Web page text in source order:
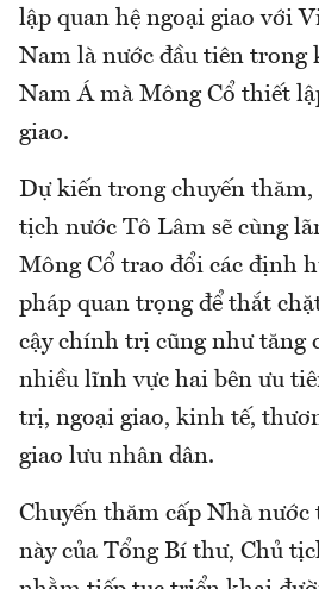
lập quan hệ ngoại giao với
Nam là nước đầu tiên trong
Nam Á mà Mông Cổ thiết
giao.
Dự kiến trong chuyến
tịch nước Tô Lâm sẽ cùng
Mông Cổ trao đổi các định
pháp quan trọng để thắt
cậy chính trị cũng như tăng
nhiều lĩnh vực hai bên ưu
trị, ngoại giao, kinh tế,
giao lưu nhân dân.
Chuyến thăm cấp Nhà
này của Tổng Bí thư, Chủ